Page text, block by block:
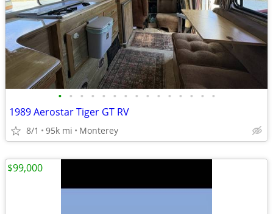
• • • • • • • • • • • • • • •
1989 Aerostar Tiger GT RV
8/1 95k mi Monterey
$99,000